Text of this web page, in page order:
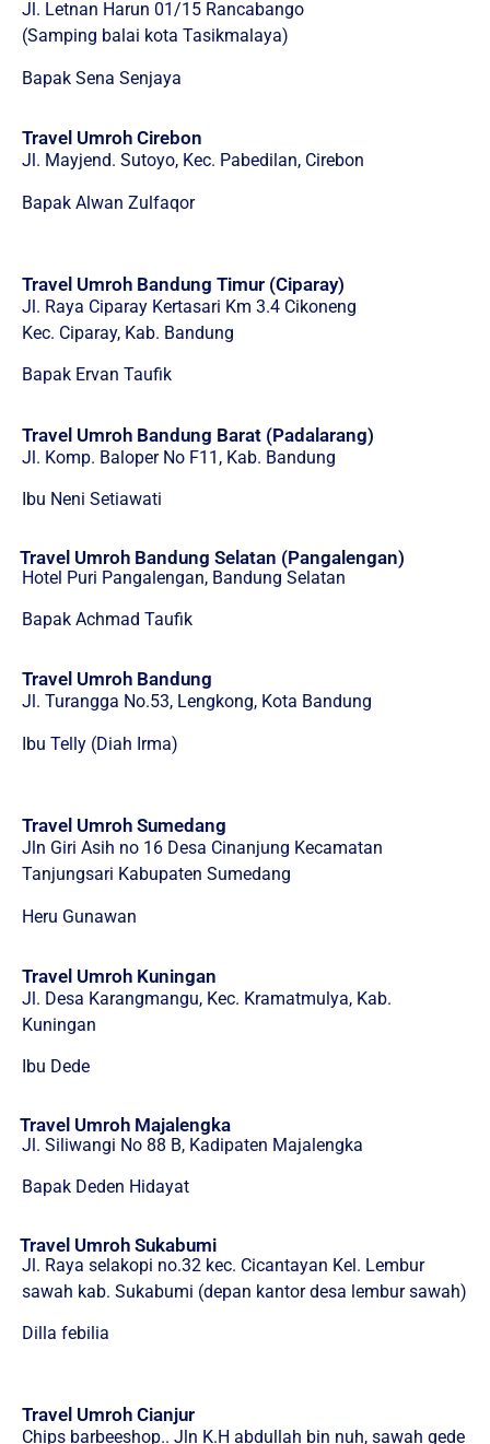
Jl. Letnan Harun 01/15 Rancabango
(Samping balai kota Tasikmalaya)
Bapak Sena Senjaya
Travel Umroh Cirebon
Jl. Mayjend. Sutoyo, Kec. Pabedilan, Cirebon
Bapak Alwan Zulfaqor
Travel Umroh Bandung Timur (Ciparay)
Jl. Raya Ciparay Kertasari Km 3.4 Cikoneng
Kec. Ciparay, Kab. Bandung
Bapak Ervan Taufik
Travel Umroh Bandung Barat (Padalarang)
Jl. Komp. Baloper No F11, Kab. Bandung
Ibu Neni Setiawati
Travel Umroh Bandung Selatan (Pangalengan)
Hotel Puri Pangalengan, Bandung Selatan
Bapak Achmad Taufik
Travel Umroh Bandung
Jl. Turangga No.53, Lengkong, Kota Bandung
Ibu Telly (Diah Irma)
Travel Umroh Sumedang
Jln Giri Asih no 16 Desa Cinanjung Kecamatan
Tanjungsari Kabupaten Sumedang
Heru Gunawan
Travel Umroh Kuningan
Jl. Desa Karangmangu, Kec. Kramatmulya, Kab.
Kuningan
Ibu Dede
Travel Umroh Majalengka
Jl. Siliwangi No 88 B, Kadipaten Majalengka
Bapak Deden Hidayat
Travel Umroh Sukabumi
Jl. Raya selakopi no.32 kec. Cicantayan Kel. Lembur
sawah kab. Sukabumi (depan kantor desa lembur sawah)
Dilla febilia
Travel Umroh Cianjur
Chips barbeeshop.. Jln K.H abdullah bin nuh, sawah gede